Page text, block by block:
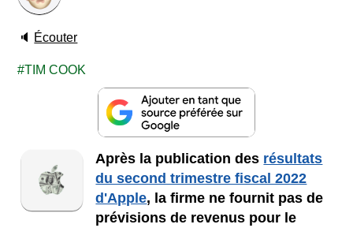
🔈 Écouter
TIM COOK
Après la publication des résultats
du second trimestre fiscal 2022
d'Apple, la firme ne fournit pas de
prévisions de revenus pour le